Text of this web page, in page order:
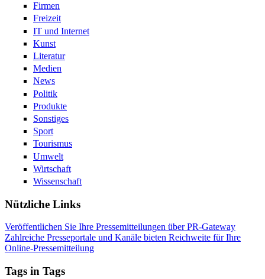
Firmen
Freizeit
IT und Internet
Kunst
Literatur
Medien
News
Politik
Produkte
Sonstiges
Sport
Tourismus
Umwelt
Wirtschaft
Wissenschaft
Nützliche Links
Veröffentlichen Sie Ihre Pressemitteilungen über PR-Gateway
Zahlreiche Presseportale und Kanäle bieten Reichweite für Ihre
Online-Pressemitteilung
Tags in Tags